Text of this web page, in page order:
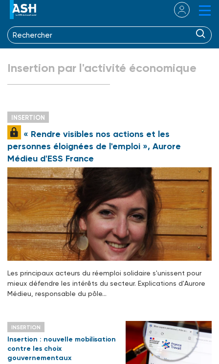
Insertion par l'activité économique
INSERTION
« Rendre visibles nos actions et les
personnes éloignées de l'emploi », Aurore
Médieu d'ESS France
Les principaux acteurs du réemploi solidaire s'unissent pour
mieux défendre les intérêts du secteur. Explications d'Aurore
Médieu, responsable du pôle…
INSERTION
Insertion : nouvelle mobilisation
contre les choix
gouvernementaux